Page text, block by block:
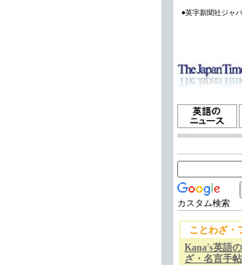
●英字新聞社ジャ
カスタム検索
ことわざ・
Kana's英語
ざ・名言手帖